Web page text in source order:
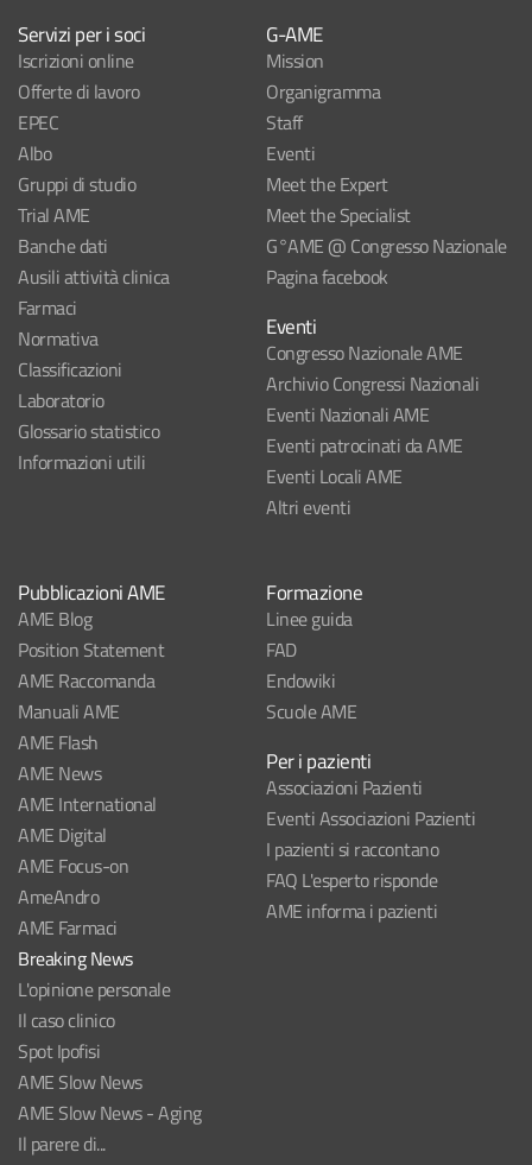
Servizi per i soci
Iscrizioni online
Offerte di lavoro
EPEC
Albo
Gruppi di studio
Trial AME
Banche dati
Ausili attività clinica
Farmaci
Normativa
Classificazioni
Laboratorio
Glossario statistico
Informazioni utili
G-AME
Mission
Organigramma
Staff
Eventi
Meet the Expert
Meet the Specialist
G°AME @ Congresso Nazionale
Pagina facebook
Eventi
Congresso Nazionale AME
Archivio Congressi Nazionali
Eventi Nazionali AME
Eventi patrocinati da AME
Eventi Locali AME
Altri eventi
Pubblicazioni AME
AME Blog
Position Statement
AME Raccomanda
Manuali AME
AME Flash
AME News
AME International
AME Digital
AME Focus-on
AmeAndro
AME Farmaci
Breaking News
L'opinione personale
Il caso clinico
Spot Ipofisi
AME Slow News
AME Slow News - Aging
Il parere di...
Formazione
Linee guida
FAD
Endowiki
Scuole AME
Per i pazienti
Associazioni Pazienti
Eventi Associazioni Pazienti
I pazienti si raccontano
FAQ L'esperto risponde
AME informa i pazienti